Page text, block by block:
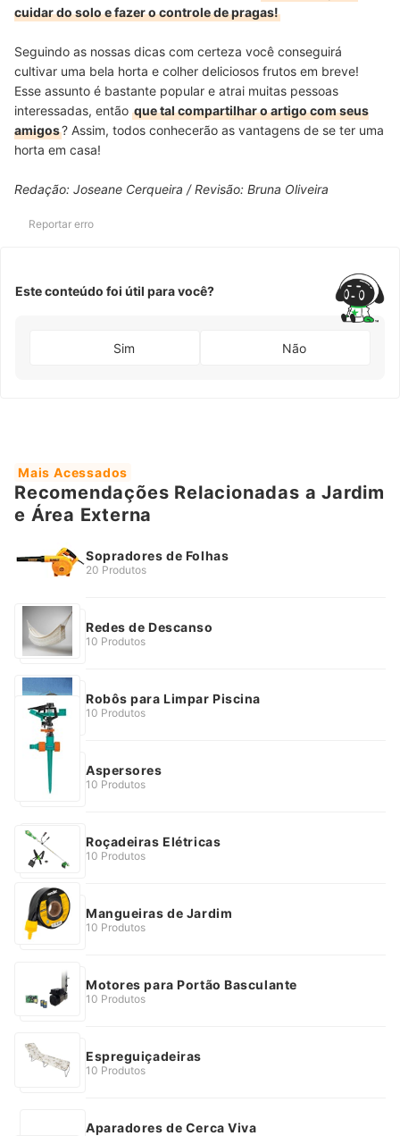
cuidar do solo e fazer o controle de pragas!
Seguindo as nossas dicas com certeza você conseguirá
cultivar uma bela horta e colher deliciosos frutos em breve!
Esse assunto é bastante popular e atrai muitas pessoas
interessadas, então que tal compartilhar o artigo com seus
amigos? Assim, todos conhecerão as vantagens de se ter uma
horta em casa!
Redação: Joseane Cerqueira / Revisão: Bruna Oliveira
Reportar erro
Este conteúdo foi útil para você?
Sim Não
Mais Acessados
Recomendações Relacionadas a Jardim
e Área Externa
Sopradores de Folhas
20 Produtos
Redes de Descanso
10 Produtos
Robôs para Limpar Piscina
10 Produtos
Aspersores
10 Produtos
Roçadeiras Elétricas
10 Produtos
Mangueiras de Jardim
10 Produtos
Motores para Portão Basculante
10 Produtos
Espreguiçadeiras
10 Produtos
Aparadores de Cerca Viva